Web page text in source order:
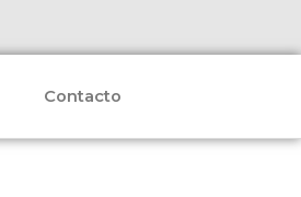
Contacto